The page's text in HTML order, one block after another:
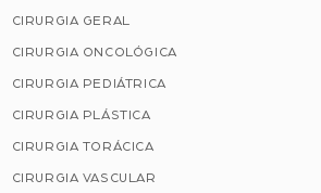
CIRURGIA GERAL
CIRURGIA ONCOLÓGICA
CIRURGIA PEDIÁTRICA
CIRURGIA PLÁSTICA
CIRURGIA TORÁCICA
CIRURGIA VASCULAR